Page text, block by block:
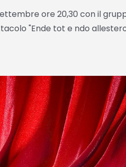
ore 20,30 con il
"Ende tot e ndo